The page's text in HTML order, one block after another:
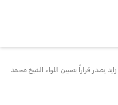
يصدر قراراً بتعيين اللواء الشيخ محمد